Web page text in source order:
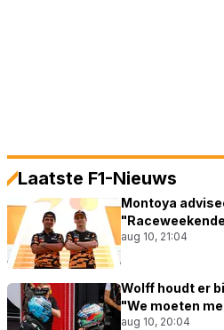
Laatste F1-Nieuws
Montoya
aug 10, 21:04
Wolff houdt er
"We moeten
aug 10, 20:04